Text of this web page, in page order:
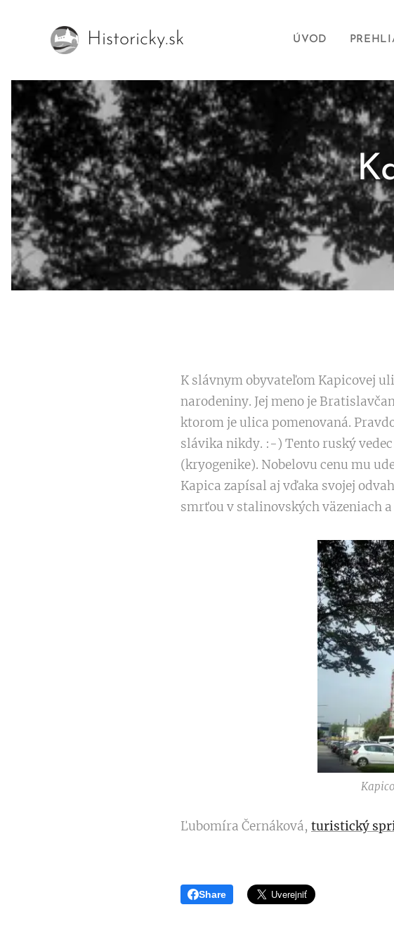
Historicky.sk ÚVOD
K slávnym obyvateľom Kapicovej
narodeniny. Jej meno je
ktorom je ulica pomenovaná.
slávika nikdy. :-) Tento ruský
(kryogenike). Nobelovu cenu mu
Kapica zapísal aj vďaka svojej
smrťou v stalinovských väzeniach
Ľubomíra Černáková, turistický
Share